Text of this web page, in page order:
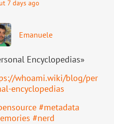
7 days ago
Emanuele
Encyclopedias»
whoami.wiki/blog/per
encyclopedias
#metadata
#nerd